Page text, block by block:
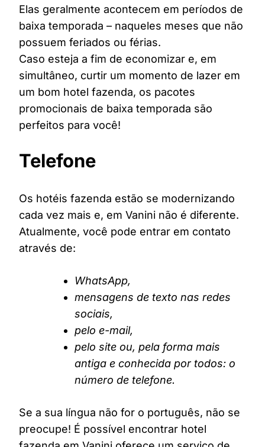
Elas geralmente acontecem em períodos de
baixa temporada – naqueles meses que não
possuem feriados ou férias.
Caso esteja a fim de economizar e, em
simultâneo, curtir um momento de lazer em
um bom hotel fazenda, os pacotes
promocionais de baixa temporada são
perfeitos para você!
Telefone
Os hotéis fazenda estão se modernizando
cada vez mais e, em Vanini não é diferente.
Atualmente, você pode entrar em contato
através de:
WhatsApp,
mensagens de texto nas redes
sociais,
pelo e-mail,
pelo site ou, pela forma mais
antiga e conhecida por todos: o
número de telefone.
Se a sua língua não for o português, não se
preocupe! É possível encontrar hotel